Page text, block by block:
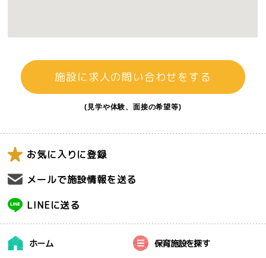
施設に求人の問い合わせをする
(見学や体験、面接の希望等)
お気に入りに登録
メールで施設情報を送る
LINEに送る
ホーム 保育施設を探す